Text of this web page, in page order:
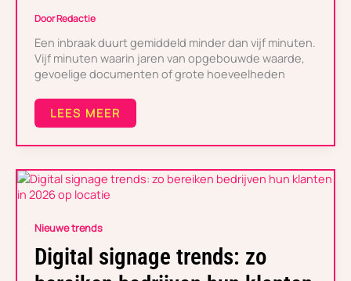
DoorRedactie
Een inbraak duurt gemiddeld minder dan vijf minuten.
Vijf minuten waarin jaren van opgebouwde waarde,
gevoelige documenten of grote hoeveelheden
LEES MEER
Nieuwe trends
Digital signage trends: zo
DIGITAL
SIGNAGE
ZO
BEREIKEN
BEDRIJVEN
HUN